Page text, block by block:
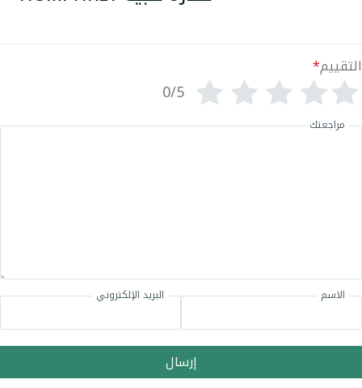
التقييم*
0/5
مراجعتك
الاسم البريد الإلكتروني
إرسال